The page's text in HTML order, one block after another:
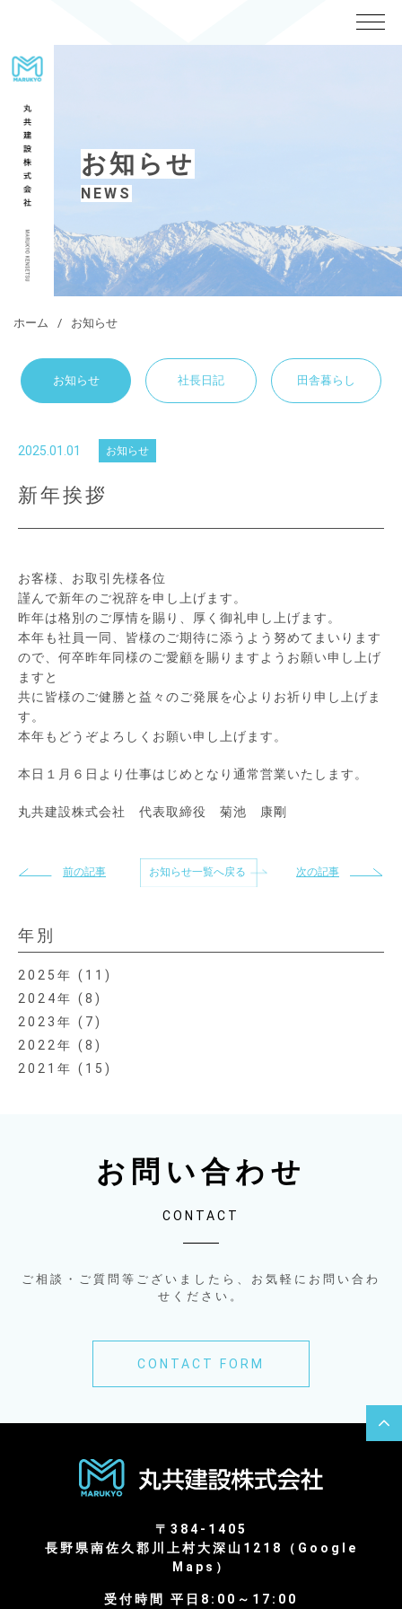
お知らせ
NEWS
ホーム お知らせ
お知らせ 社長日記 田舎暮らし
2025.01.01 お知らせ
新年挨拶
お客様、お取引先様各位
謹んで新年のご祝辞を申し上げます。
昨年は格別のご厚情を賜り、厚く御礼申し上げます。
本年も社員一同、皆様のご期待に添うよう努めてまいります
ので、何卒昨年同様のご愛顧を賜りますようお願い申し上げ
ますと
共に皆様のご健勝と益々のご発展を心よりお祈り申し上げま
す。
本年もどうぞよろしくお願い申し上げます。
本日１月６日より仕事はじめとなり通常営業いたします。
丸共建設株式会社 代表取締役 菊池 康剛
前の記事 お知らせ一覧へ戻る 次の記事
年別
2025
(11)
2024
(8)
2023
(7)
2022
(8)
2021
(15)
お問い合わせ
CONTACT
ご相談・ご質問等ございましたら、お気軽にお問い合わ
せください。
CONTACT FORM
〒384-1405
長野県南佐久郡川上村大深山1218（ Google
Maps ）
受付時間 平日8:00～17:00